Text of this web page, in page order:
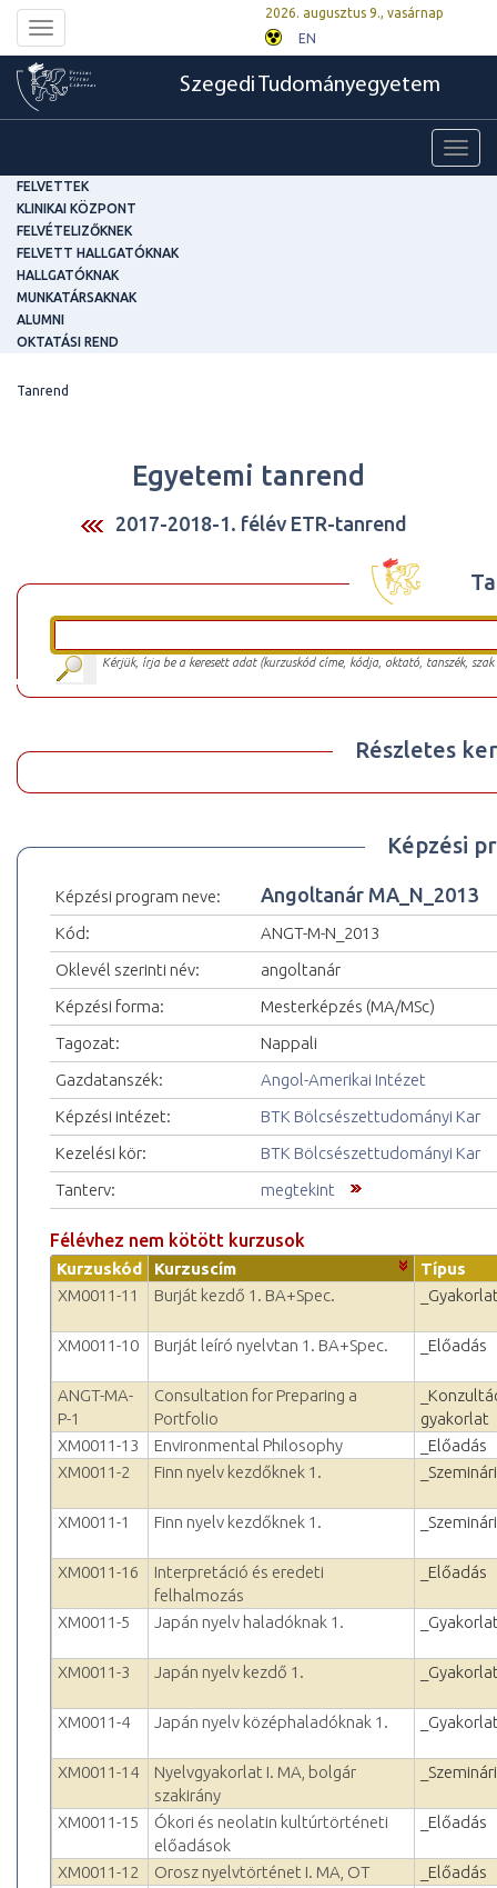
Toggle
navigation
2026. augusztus 9., vasárnap
EN
Szegedi Tudományegyetem
FELVETTEK
KLINIKAI KÖZPONT
FELVÉTELIZŐKNEK
FELVETT HALLGATÓKNAK
HALLGATÓKNAK
MUNKATÁRSAKNAK
ALUMNI
OKTATÁSI REND
Tanrend
Egyetemi tanrend
2017-2018-1. félév ETR-tanrend
Kérjük, írja be a keresett adat (kurzuskód címe, kódja, oktató, tanszék,
Részletes
Képzési
Képzési program neve: Angoltanár MA_N_2013
Kód:
ANGT-M-N_2013
Oklevél szerinti név:
angoltanár
Képzési forma:
Mesterképzés (MA/MSc)
Tagozat:
Nappali
Gazdatanszék:
Angol-Amerikai Intézet
Képzési intézet:
BTK Bölcsészettudományi Kar
Kezelési kör:
BTK Bölcsészettudományi Kar
Tanterv:
megtekint
Félévhez nem kötött kurzusok
Kurzuskód Kurzuscím
Típus
XM0011-11
Burját kezdő 1. BA+Spec.
XM0011-10 Burját leíró nyelvtan 1. BA+Spec. _Előadás
ANGT-MA-
P-1
Consultation for Preparing a
Portfolio
gyakorlat
XM0011-13
Environmental Philosophy
_Előadás
XM0011-2
Finn nyelv kezdőknek 1.
XM0011-1 Finn nyelv kezdőknek 1.
XM0011-16
Interpretáció és eredeti
felhalmozás
_Előadás
XM0011-5 Japán nyelv haladóknak 1.
XM0011-3 Japán nyelv kezdő 1.
XM0011-4 Japán nyelv középhaladóknak 1.
XM0011-14
Nyelvgyakorlat I. MA, bolgár
szakirány
XM0011-15
Ókori és neolatin kultúrtörténeti
előadások
_Előadás
XM0011-12 Orosz nyelvtörténet I. MA, OT
_Előadás